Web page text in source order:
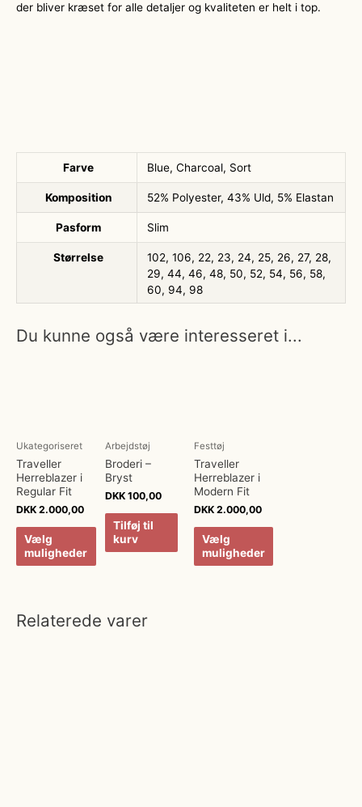
der bliver kræset for alle detaljer og kvaliteten er helt i top.
Farve Blue, Charcoal, Sort
Komposition 52% Polyester, 43% Uld, 5% Elastan
Pasform Slim
Størrelse
102, 106, 22, 23, 24, 25, 26, 27, 28,
29, 44, 46, 48, 50, 52, 54, 56, 58,
60, 94, 98
Du kunne også være interesseret i...
Ukategoriseret
Traveller
Herreblazer i
Regular Fit
DKK 2.000,00
Vælg
muligheder
Arbejdstøj
Broderi –
Bryst
DKK100,00
Tilføj til
kurv
Festtøj
Traveller
Herreblazer i
Modern Fit
DKK2.000,00
Vælg
muligheder
Relaterede varer